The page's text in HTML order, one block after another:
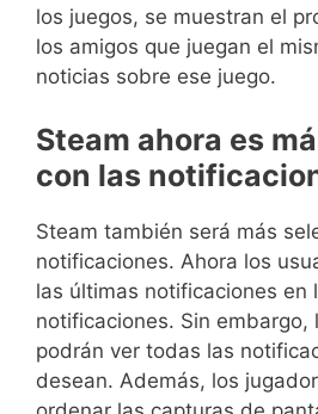
los juegos, se muestran el
los amigos que juegan el
noticias sobre ese juego.
Steam ahora es
con las
Steam también será más
notificaciones. Ahora los
las últimas notificaciones en
notificaciones. Sin embargo,
podrán ver todas las
desean. Además, los